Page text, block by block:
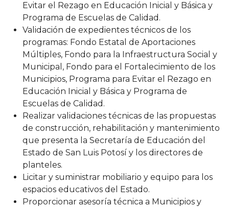
Evitar el Rezago en Educación Inicial y Básica y
Programa de Escuelas de Calidad.
Validación de expedientes técnicos de los
programas: Fondo Estatal de Aportaciones
Múltiples, Fondo para la Infraestructura Social y
Municipal, Fondo para el Fortalecimiento de los
Municipios, Prog​rama para Evitar el Rezago en
Educación Inicial y Básica y Programa de
Escuelas de Calidad.
Realizar validaciones técnicas de las propuestas
de construcción, rehabilitación y mantenimiento
que presenta la Secretaría de Educación del
Estado de San Luis Potosí y los directores de
planteles.
Licitar y suministrar mobiliario y equipo para los
espacios educativos del Estado.
Proporcionar asesoría técnica a Municipios y